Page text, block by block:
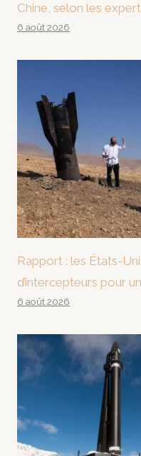
Chine, selon les
6 août 2026
Rapport : les États-
d’intercepteurs pour
6 août 2026